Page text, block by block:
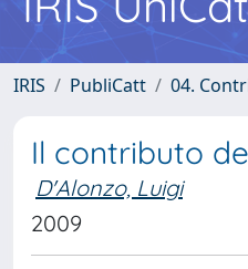
IRIS PubliCatt 04.
Il contributo
D'Alonzo, Luigi
2009